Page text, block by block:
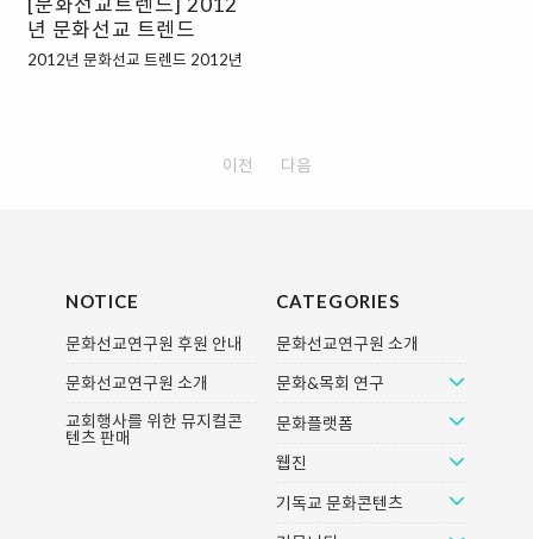
서 시작한다. 평범한 한 개인에게도
우하는 이 때, 세계를 직시하지 않는
하나님 나라를 더욱 깊게 뿌리내리
좌우하는 이 때, 세계를 직시하지 않
년 문화선교 트렌드
2012년 문화선교 트렌드 2012년
을 꿈꾼다. 청년실업 600만 시대에,
가계 부채도 늘어나고, 은퇴를 앞둔
거리인 줄 알았는데, 요즘 연일 보도
어온 ‘왕따’라는 기형적 현상으로 아
다. 그래서 사람들은 흑룡이라는 상
징에 버거운 삶의 무게를 담습니다.
게다가 2012년은 정치의 해가 될
이전 다음
NOTICE
문화선교연구원 후원 안내
문화선교연구원 소개
교회행사를 위한 뮤지컬콘
텐츠 판매
CATEGORIES
문화선교연구원 소개
문화&목회 연구
문화플랫폼
웹진
기독교 문화콘텐츠